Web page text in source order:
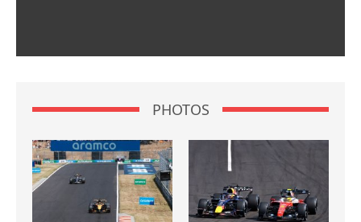
PHOTOS